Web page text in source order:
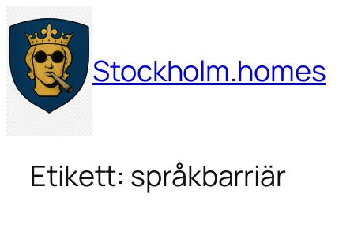
Hoppa
till
innehåll
Stockholm.homes
Etikett: språkbarriär